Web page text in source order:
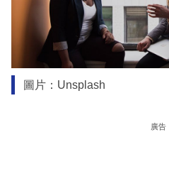
圖片：Unsplash
廣告